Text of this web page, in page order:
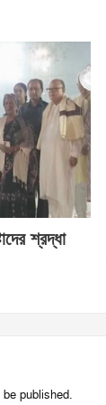
শ্রদ্ধা
published.